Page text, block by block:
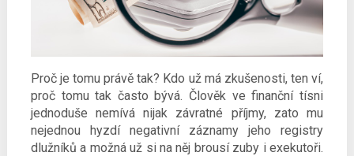
Proč je tomu právě tak? Kdo už má zkušenosti, ten ví,
proč tomu tak často bývá. Člověk ve finanční tísni
jednoduše nemívá nijak závratné příjmy, zato mu
nejednou hyzdí negativní záznamy jeho registry
dlužníků a možná už si na něj brousí zuby i exekutoři.